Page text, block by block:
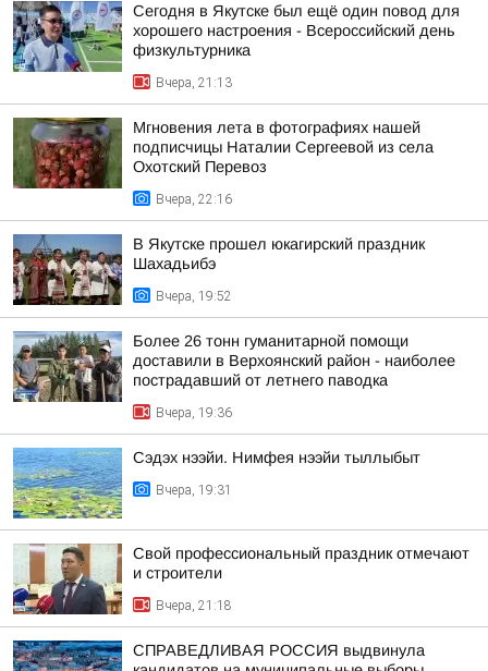
Сегодня в Якутске был ещё один повод для
хорошего настроения - Всероссийский день
физкультурника
Вчера, 21:13
Мгновения лета в фотографиях нашей
подписчицы Наталии Сергеевой из села
Охотский Перевоз
Вчера, 22:16
В Якутске прошел юкагирский праздник
Шахадьибэ
Вчера, 19:52
Более 26 тонн гуманитарной помощи
доставили в Верхоянский район - наиболее
пострадавший от летнего паводка
Вчера, 19:36
Сэдэх нээйи. Нимфея нээйи тыллыбыт
Вчера, 19:31
Свой профессиональный праздник отмечают
и строители
Вчера, 21:18
СПРАВЕДЛИВАЯ РОССИЯ выдвинула